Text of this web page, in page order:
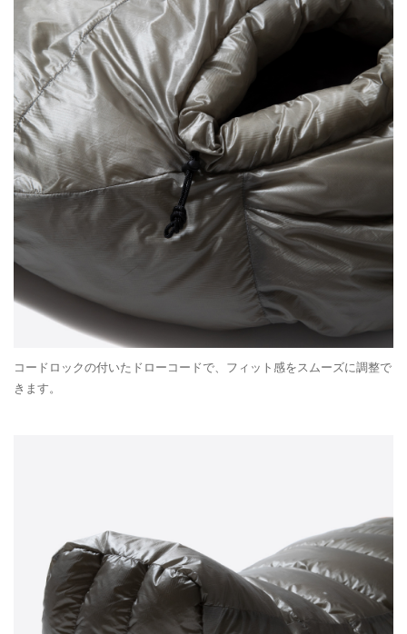
コードロックの付いたドローコードで、フィット感をスムーズに調整で
きます。